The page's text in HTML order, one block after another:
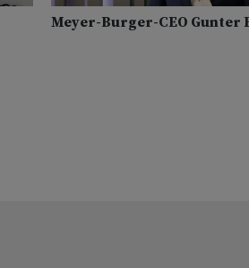
Meyer-Burger-CEO Gunter